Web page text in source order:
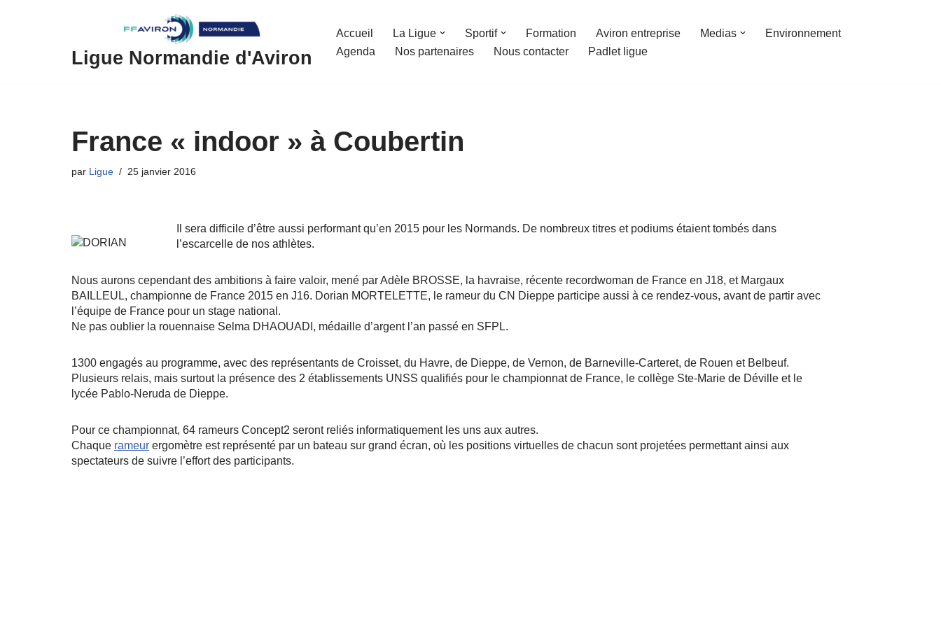
Ligue Normandie d'Aviron
Accueil La Ligue Sportif Formation Aviron entreprise Medias
Environnement
Agenda
Nos partenaires Nous contacter Padlet ligue
France « indoor » à Coubertin
par Ligue 25 janvier 2016
Il sera difficile d’être aussi performant qu’en 2015 pour les Normands. De nombreux titres et podiums étaient tombés dans
l’escarcelle de nos athlètes.
Nous aurons cependant des ambitions à faire valoir, mené par Adèle BROSSE, la havraise, récente recordwoman de France en J18, et Margaux
BAILLEUL, championne de France 2015 en J16. Dorian MORTELETTE, le rameur du CN Dieppe participe aussi à ce rendez-vous, avant de partir avec
l’équipe de France pour un stage national.
Ne pas oublier la rouennaise Selma DHAOUADI, médaille d’argent l’an passé en SFPL.
1300 engagés au programme, avec des représentants de Croisset, du Havre, de Dieppe, de Vernon, de Barneville-Carteret, de Rouen et Belbeuf.
Plusieurs relais, mais surtout la présence des 2 établissements UNSS qualifiés pour le championnat de France, le collège Ste-Marie de Déville et le
lycée Pablo-Neruda de Dieppe.
Pour ce championnat, 64 rameurs Concept2 seront reliés informatiquement les uns aux autres.
Chaque rameur ergomètre est représenté par un bateau sur grand écran, où les positions virtuelles de chacun sont projetées permettant ainsi aux
spectateurs de suivre l’effort des participants.